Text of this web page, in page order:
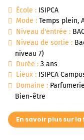
École : ISIPCA
Mode : Temps plein,
Niveau d'entrée :
Niveau de sortie :
niveau 7)
Durée : 3 ans
Lieux : ISIPCA
Domaine :
Bien-être
En savoir plus sur